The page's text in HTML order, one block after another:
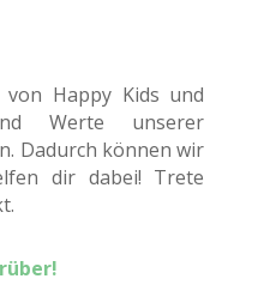
von Happy Kids und
Werte unserer
Dadurch können wir
dir dabei! Trete